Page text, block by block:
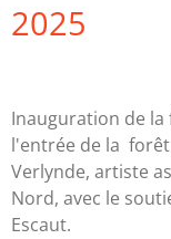
2025
Inauguration de
l'entrée de la forêt
Verlynde, artiste
Nord, avec le
Escaut.